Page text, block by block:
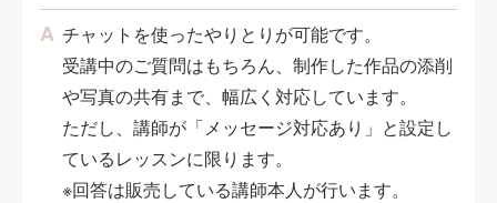
チャットを使ったやりとりが可能です。
受講中のご質問はもちろん、制作した作品の添削
や写真の共有まで、幅広く対応しています。
ただし、講師が「メッセージ対応あり」と設定し
ているレッスンに限ります。
※回答は販売している講師本人が行います。